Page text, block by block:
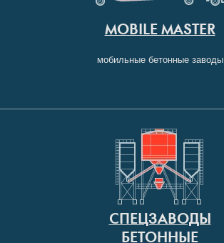
MOBILE MASTER
мобильные бетонные заводы
СПЕЦЗАВОДЫ
БЕТОННЫЕ